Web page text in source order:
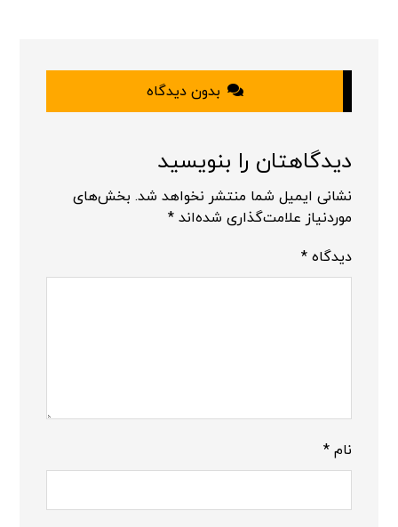
بدون دیدگاه
دیدگاهتان را بنویسید
نشانی ایمیل شما منتشر نخواهد شد. بخش‌های
موردنیاز علامت‌گذاری شده‌اند*
دیدگاه*
نام*